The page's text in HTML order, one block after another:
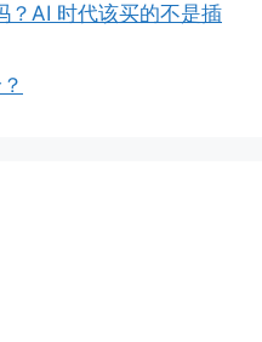
？AI 时代该买的不是插